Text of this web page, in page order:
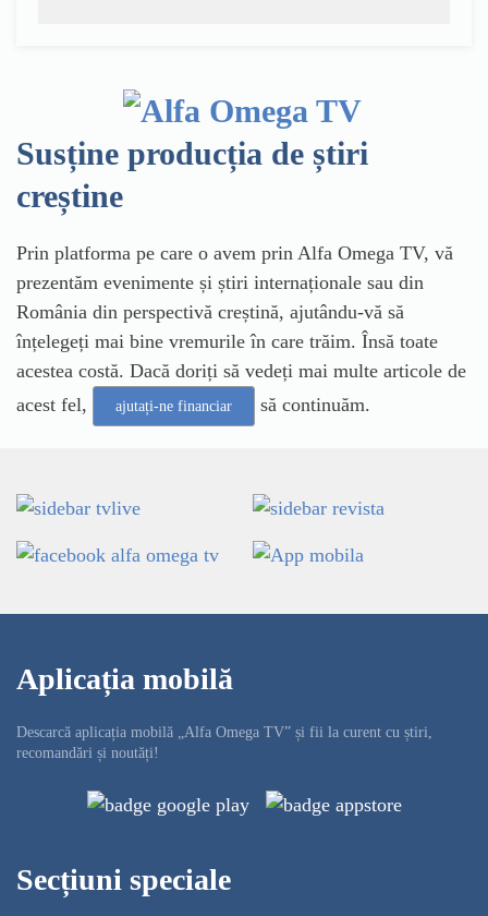
Susține producția de știri
creștine
Prin platforma pe care o avem prin Alfa Omega TV, vă
prezentăm evenimente și știri internaționale sau din
România din perspectivă creștină, ajutându-vă să
înțelegeți mai bine vremurile în care trăim. Însă toate
acestea costă. Dacă doriți să vedeți mai multe articole de
acest fel,
ajutați-ne financiar să continuăm.
Aplicația mobilă
Descarcă aplicația mobilă „Alfa Omega TV” și fii la curent cu știri,
recomandări și noutăți!
Secțiuni speciale